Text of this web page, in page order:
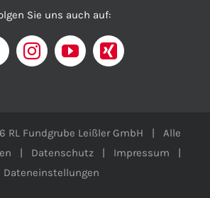
Sie uns auch auf:
RL Fundgrube Leißler GmbH | Alle
| Datenschutz| Impressum |
Dateneinstellungen